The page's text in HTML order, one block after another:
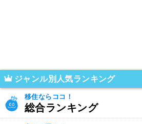
ジャンル別人気ランキング
移住ならココ！
総合ランキング